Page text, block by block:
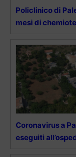
Policlinico di
mesi di
Coronavirus a
eseguiti